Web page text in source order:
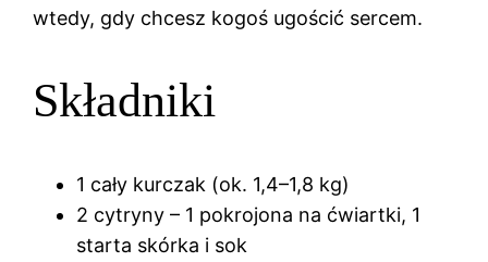
wtedy, gdy chcesz kogoś ugościć sercem.
Składniki
1 cały kurczak (ok. 1,4–1,8 kg)
2 cytryny – 1 pokrojona na ćwiartki, 1
starta skórka i sok